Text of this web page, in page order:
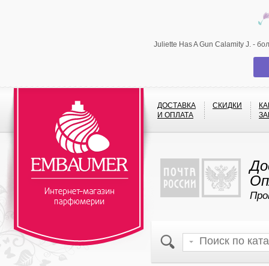
Juliette Has A Gun Calamity J. -
ДОСТАВКА
И ОПЛАТА
СКИДКИ